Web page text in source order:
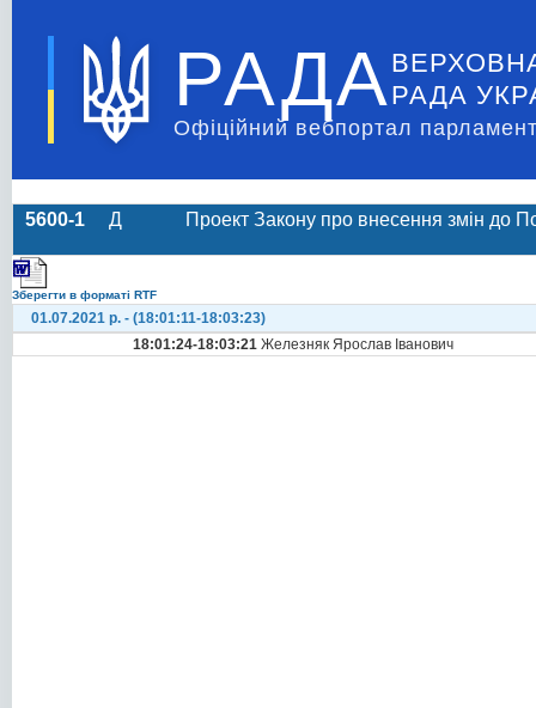
РАДА РАДА
Офіційний вебпортал
5600-1 Д Проект Закону про внесення змін до
Зберегти в форматі RTF
01.07.2021 р. - (18:01:11-18:03:23)
18:01:24-18:03:21 Железняк Ярослав Іванович